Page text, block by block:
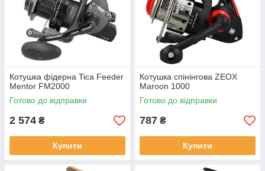
Котушка фідерна Tica Feeder
Mentor FM2000
Готово до відправки
2 574 ₴
Купити
Котушка спінінгова ZEOX
Maroon 1000
Готово до відправки
787 ₴
Купити